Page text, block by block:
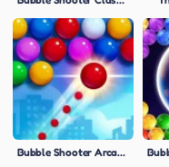
Bubble Shooter Arcade 2